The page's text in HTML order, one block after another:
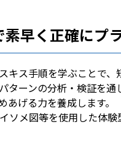
素早く正確にプ
キス手順を学ぶことで
ターンの分析・検証を
げる力を養成します。
ソメ図等を使用した体